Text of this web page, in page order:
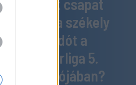
Melyik csapat
nyeri a székely
rangadót a
Szuperliga 5.
fordulójában?